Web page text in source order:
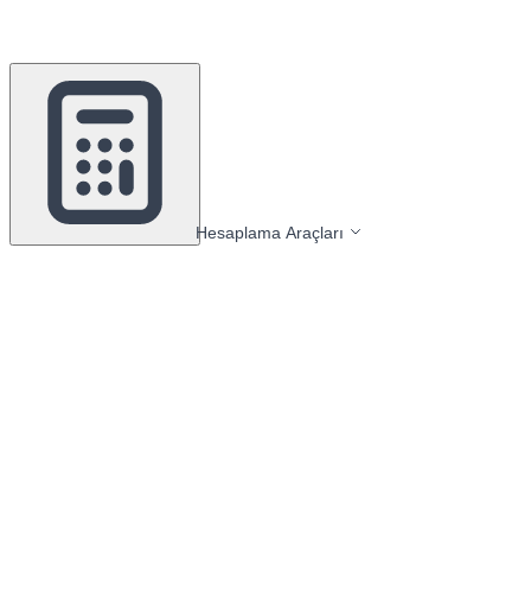
Hesaplama Araçları